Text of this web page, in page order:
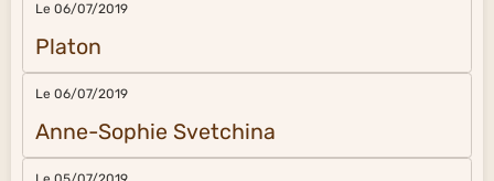
Le 06/07/2019
Platon
Le 06/07/2019
Anne-Sophie Svetchina